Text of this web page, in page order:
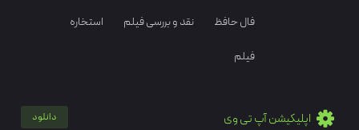
فال حافظ نقد و بررسی فیلم استخاره
فیلم
اپلیکیشن آپ تی وی دانلود